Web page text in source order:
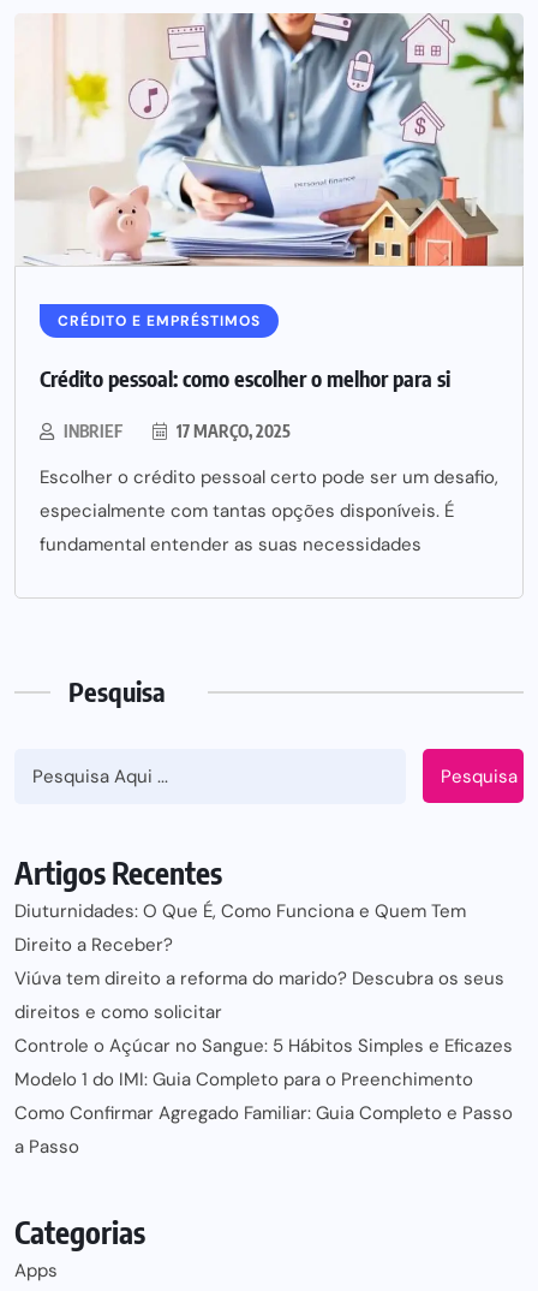
CRÉDITO E EMPRÉSTIMOS
Crédito pessoal: como escolher o melhor para si
INBRIEF 17 MARÇO, 2025
Escolher o crédito pessoal certo pode ser um desafio,
especialmente com tantas opções disponíveis. É
fundamental entender as suas necessidades
Pesquisa
Pesquisa
Artigos Recentes
Diuturnidades: O Que É, Como Funciona e Quem Tem
Direito a Receber?
Viúva tem direito a reforma do marido? Descubra os seus
direitos e como solicitar
Controle o Açúcar no Sangue: 5 Hábitos Simples e Eficazes
Modelo 1 do IMI: Guia Completo para o Preenchimento
Como Confirmar Agregado Familiar: Guia Completo e Passo
a Passo
Categorias
Apps